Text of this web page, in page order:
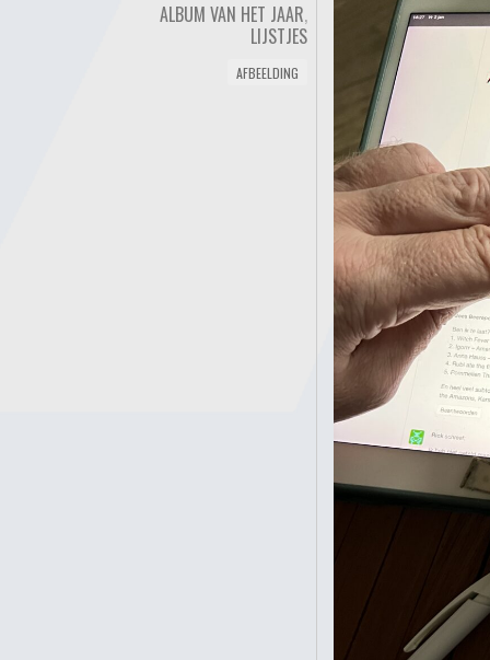
ALBUM VAN HET JAAR,
LIJSTJES
AFBEELDING